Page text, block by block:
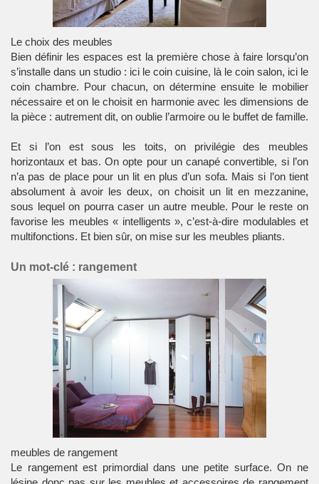
Le choix des meubles
Bien définir les espaces est la première chose à faire lorsqu’on
s’installe dans un studio : ici le coin cuisine, là le coin salon, ici le
coin chambre. Pour chacun, on détermine ensuite le mobilier
nécessaire et on le choisit en harmonie avec les dimensions de
la pièce : autrement dit, on oublie l’armoire ou le buffet de famille.
Et si l’on est sous les toits, on privilégie des meubles
horizontaux et bas. On opte pour un canapé convertible, si l’on
n’a pas de place pour un lit en plus d’un sofa. Mais si l’on tient
absolument à avoir les deux, on choisit un lit en mezzanine,
sous lequel on pourra caser un autre meuble. Pour le reste on
favorise les meubles « intelligents », c’est-à-dire modulables et
multifonctions. Et bien sûr, on mise sur les meubles pliants.
Un mot-clé : rangement
meubles de rangement
Le rangement est primordial dans une petite surface. On ne